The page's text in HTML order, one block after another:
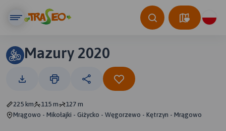
Mazury 2020
225 km 115 m
127 m
Mrągowo - Mikołajki - Giżycko - Węgorzewo - Kętrzyn - Mrągowo